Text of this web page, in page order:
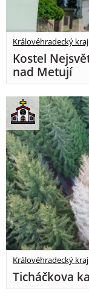
Královéhradecký kraj
Kostel
nad Metují
Královéhradecký kraj
Ticháčkova